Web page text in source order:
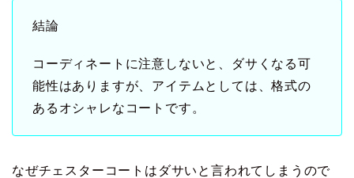
結論
コーディネートに注意しないと、ダサくなる可
能性はありますが、アイテムとしては、格式の
あるオシャレなコートです。
なぜチェスターコートはダサいと言われてしまうので